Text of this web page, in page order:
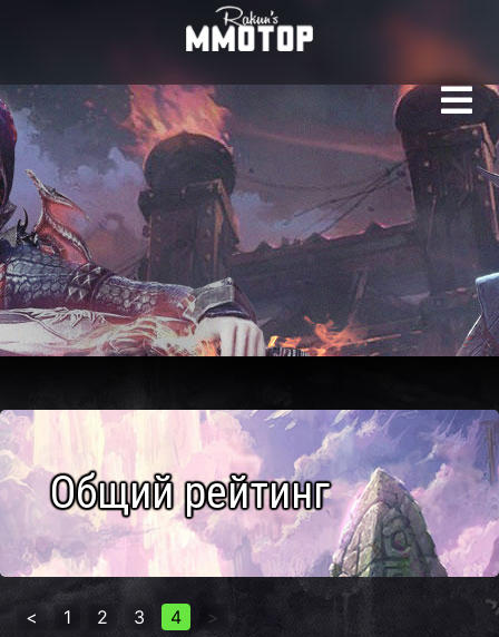
Рейтинг игровых
Общий рейтинг
< 1 2 3 4 >